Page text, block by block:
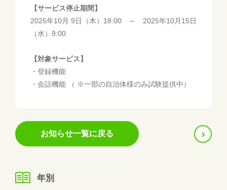
【サービス停止期間】
2025年10月 9日（木）18:00 ～ 2025年10月15日
（水）9:00
【対象サービス】
・登録機能
・会話機能 （ ※一部の自治体様のみ試験提供中）
前
へ
お知らせ一覧に戻る
次
へ
年別